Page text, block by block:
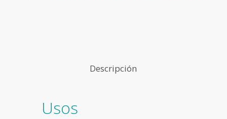
Descripción
Usos